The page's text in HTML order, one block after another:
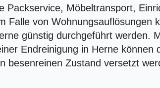
Packservice, Möbeltransport,
Falle von Wohnungsauflösungen
günstig durchgeführt werden.
Endreinigung in Herne können
besenreinen Zustand versetzt